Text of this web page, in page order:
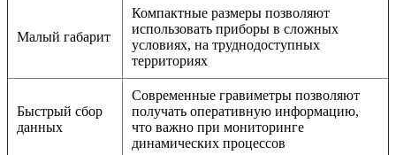
Малый габарит
Компактные размеры позволяют
использовать приборы в сложных
условиях, на труднодоступных
территориях
Быстрый сбор
данных
Современные гравиметры позволяют
получать оперативную информацию,
что важно при мониторинге
динамических процессов